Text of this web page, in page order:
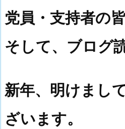
党員・支持者の
そして、ブログ
新年、明けまし
ざいます。